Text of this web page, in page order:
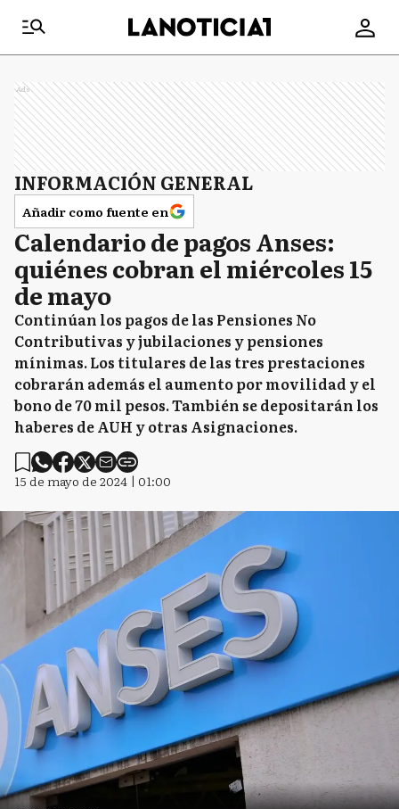
Ads
INFORMACIÓN GENERAL
Añadir como fuente en
Calendario de pagos Anses:
quiénes cobran el miércoles 15
de mayo
Continúan los pagos de las Pensiones No
Contributivas y jubilaciones y pensiones
mínimas. Los titulares de las tres prestaciones
cobrarán además el aumento por movilidad y el
bono de 70 mil pesos. También se depositarán los
haberes de AUH y otras Asignaciones.
15 de mayo de 2024 | 01:00